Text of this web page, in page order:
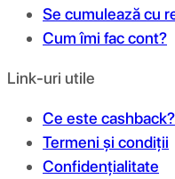
Se cumulează cu
Cum îmi fac cont?
Link-uri utile
Ce este cashback?
Termeni și condiții
Confidențialitate